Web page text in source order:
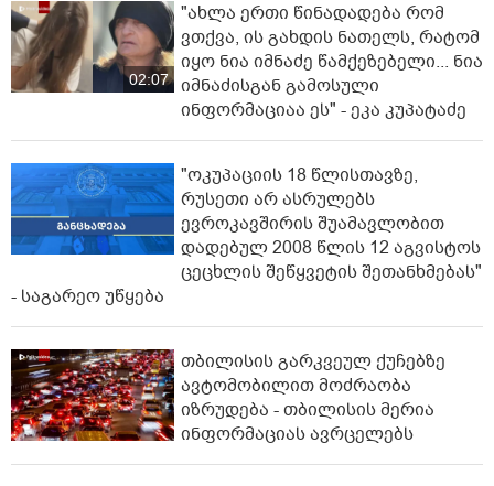
02:07
"ახლა ერთი წინადადება რომ
ვთქვა, ის გახდის ნათელს, რატომ
იყო ნია იმნაძე წამქეზებელი... ნია
იმნაძისგან გამოსული
ინფორმაციაა ეს" - ეკა კუპატაძე
"ოკუპაციის 18 წლისთავზე,
რუსეთი არ ასრულებს
ევროკავშირის შუამავლობით
დადებულ 2008 წლის 12 აგვისტოს
ცეცხლის შეწყვეტის შეთანხმებას"
- საგარეო უწყება
თბილისის გარკვეულ ქუჩებზე
ავტომობილით მოძრაობა
იზრუდება - თბილისის მერია
ინფორმაციას ავრცელებს